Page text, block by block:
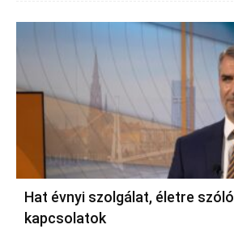
Hat évnyi szolgálat, életre szóló
kapcsolatok